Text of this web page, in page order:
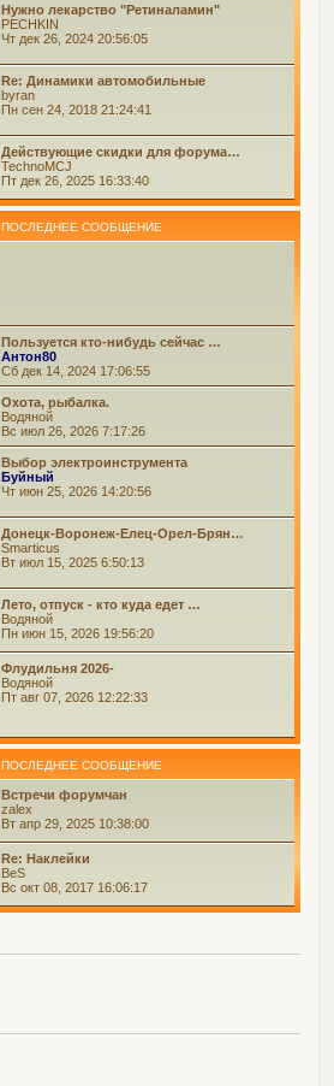
Нужно лекарство "Ретиналамин"
PECHKIN
Чт дек 26, 2024 20:56:05
Re: Динамики автомобильные
byran
Пн сен 24, 2018 21:24:41
Действующие скидки для форума…
TechnoMCJ
Пт дек 26, 2025 16:33:40
ПОСЛЕДНЕЕ СООБЩЕНИЕ
Пользуется кто-нибудь сейчас …
Антон80
Сб дек 14, 2024 17:06:55
Охота, рыбалка.
Водяной
Вс июл 26, 2026 7:17:26
Выбор электроинструмента
Буйный
Чт июн 25, 2026 14:20:56
Донецк-Воронеж-Елец-Орел-Брян…
Smarticus
Вт июл 15, 2025 6:50:13
Лето, отпуск - кто куда едет …
Водяной
Пн июн 15, 2026 19:56:20
Флудильня 2026-
Водяной
Пт авг 07, 2026 12:22:33
ПОСЛЕДНЕЕ СООБЩЕНИЕ
Встречи форумчан
zalex
Вт апр 29, 2025 10:38:00
Re: Наклейки
BeS
Вс окт 08, 2017 16:06:17